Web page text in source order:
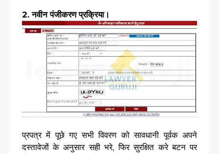
2. नवीन पंजीकरण प्रक्रिया।
प्रपत्र में पूछे गए सभी विवरण को सावधानी पूर्वक अपने
दस्तावेजों के अनुसार सही भरे, फिर सुरक्षित करे बटन पर